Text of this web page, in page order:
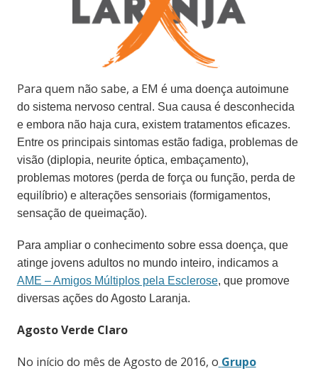
Para quem não sabe, a EM é uma doença autoimune
do sistema nervoso central. Sua causa é desconhecida
e embora não haja cura, existem tratamentos eficazes.
Entre os principais sintomas estão fadiga, problemas de
visão (diplopia, neurite óptica, embaçamento),
problemas motores (perda de força ou função, perda de
equilíbrio) e alterações sensoriais (formigamentos,
sensação de queimação).
Para ampliar o conhecimento sobre essa doença, que
atinge jovens adultos no mundo inteiro, indicamos a
AME – Amigos Múltiplos pela Esclerose, que promove
diversas ações do Agosto Laranja.
Agosto Verde Claro
No início do mês de Agosto de 2016, o Grupo